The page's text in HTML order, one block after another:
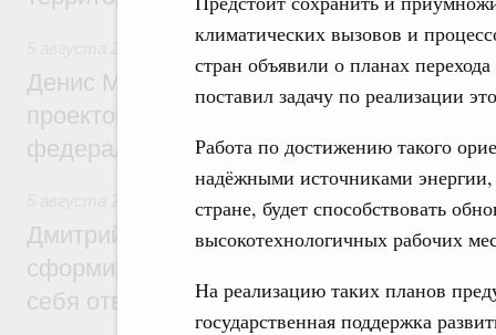
климатических вызовов и
стран объявили о планах
поставил задачу по реализации
Работа по достижению такого
надёжными источниками энергии,
стране, будет способствовать
высокотехнологичных рабочих
На реализацию таких планов
государственная поддержка
Инструменты развития территорий.
Денис Мантуров провёл совещание по
проектов института кураторства в
федеральном округе
Молодёжная политика
Дмитрий Чернышенко: Всемирный
сформировал целое сообщество людей,
себя ответственность за будущее